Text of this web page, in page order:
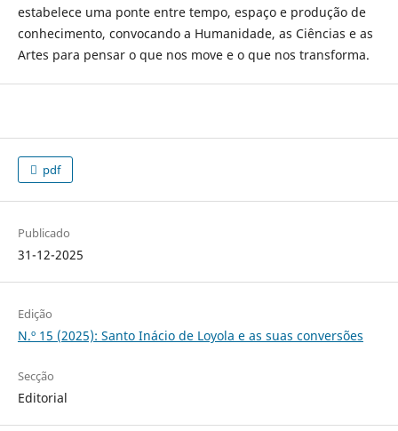
estabelece uma ponte entre tempo, espaço e produção de
conhecimento, convocando a Humanidade, as Ciências e as
Artes para pensar o que nos move e o que nos transforma.
pdf
Publicado
31-12-2025
Edição
N.º 15 (2025): Santo Inácio de Loyola e as suas conversões
Secção
Editorial